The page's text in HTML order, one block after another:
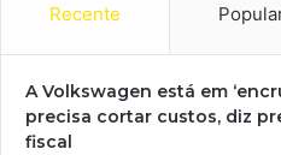
Recente
A Volkswagen está em
precisa cortar custos, diz
fiscal